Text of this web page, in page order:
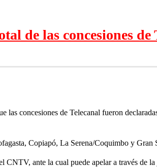
de las concesiones de
las concesiones de Telecanal fueron
Copiapó, La Serena/Coquimbo y Gran
CNTV, ante la cual puede apelar a través de